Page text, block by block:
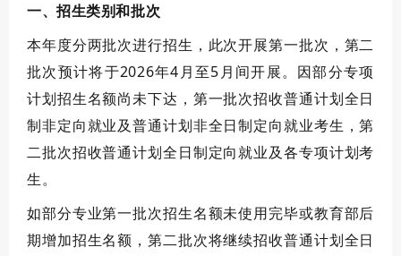
一、招生类别和批次
本年度分两批次进行招生，此次开展第一批次，第二
批次预计将于2026年4月至5月间开展。因部分专项
计划招生名额尚未下达，第一批次招收普通计划全日
制非定向就业及普通计划非全日制定向就业考生，第
二批次招收普通计划全日制定向就业及各专项计划考
生。
如部分专业第一批次招生名额未使用完毕或教育部后
期增加招生名额，第二批次将继续招收普通计划全日